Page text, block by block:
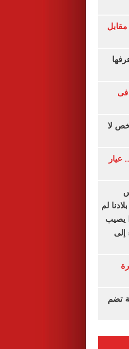
إمام عاشور يمدد تعاقده مع الأهلي لـ2030 مقابل
فى
لا
مصر.. عيار
لم
يصيب
إلى
تضم